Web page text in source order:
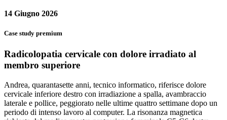
14 Giugno 2026
Case study premium
Radicolopatia cervicale con dolore irradiato al
membro superiore
Andrea, quarantasette anni, tecnico informatico, riferisce dolore
cervicale inferiore destro con irradiazione a spalla, avambraccio
laterale e pollice, peggiorato nelle ultime quattro settimane dopo un
periodo di intenso lavoro al computer. La risonanza magnetica